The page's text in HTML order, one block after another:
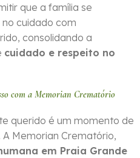
que a família se
cuidado com
consolidando a
cuidado e respeito no
com a Memorian Crematório
querido é um momento de
Memorian Crematório,
em Praia Grande